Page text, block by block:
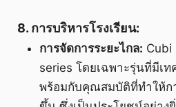
8. การบริหารโรงเรียน:
การจัดการระยะไกล: Cubi
series โดยเฉพาะรุ่นที่มีเ
พร้อมกับคุณสมบัติที่ทำให้ก